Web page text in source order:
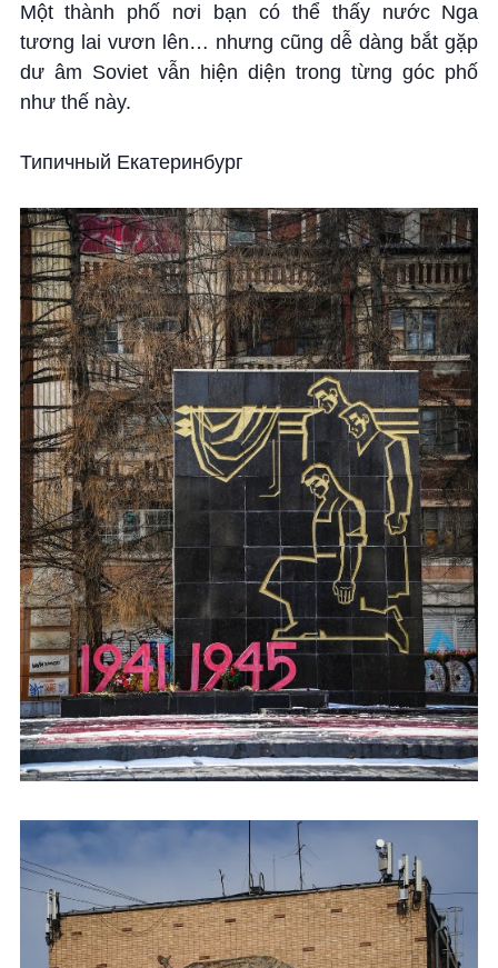
Một thành phố nơi bạn có thể thấy nước Nga
tương lai vươn lên… nhưng cũng dễ dàng bắt gặp
dư âm Soviet vẫn hiện diện trong từng góc phố
như thế này.
Типичный Екатеринбург